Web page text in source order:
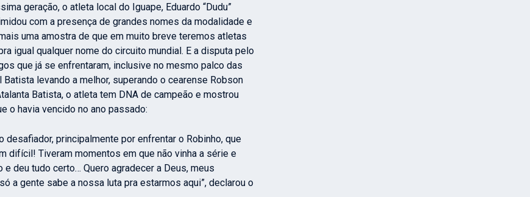
geração, o atleta local do Iguape, Eduardo “Dudu”
com a presença de grandes nomes da modalidade e
uma amostra de que em muito breve teremos atletas
igual qualquer nome do circuito mundial. E a disputa pelo
que já se enfrentaram, inclusive no mesmo palco das
levando a melhor, superando o cearense Robson
Batista, o atleta tem DNA de campeão e mostrou
o havia vencido no ano passado:
principalmente por enfrentar o Robinho, que
difícil! Tiveram momentos em que não vinha a série e
deu tudo certo… Quero agradecer a Deus, meus
a gente sabe a nossa luta pra estarmos aqui”, declarou o